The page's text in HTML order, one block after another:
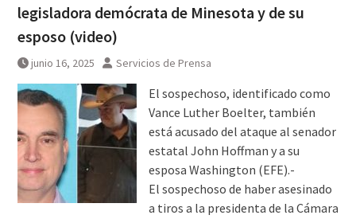
legisladora demócrata de Minesota y de su
esposo (video)
junio 16, 2025 Servicios de Prensa
El sospechoso, identificado como
Vance Luther Boelter, también
está acusado del ataque al senador
estatal John Hoffman y a su
esposa Washington (EFE).-
El sospechoso de haber asesinado
a tiros a la presidenta de la Cámara